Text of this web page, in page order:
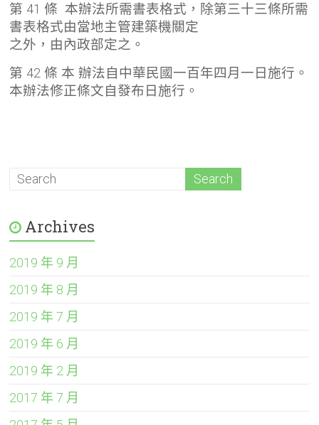
第 41 條 本辦法所需書表格式，除第三十三條所需
書表格式由當地主管建築機關定
之外，由內政部定之。
第 42 條 本 辦法自中華民國一百年四月一日施行。
本辦法修正條文自發布日施行。
Archives
2019 年 9 月
2019 年 8 月
2019 年 7 月
2019 年 6 月
2019 年 2 月
2017 年 7 月